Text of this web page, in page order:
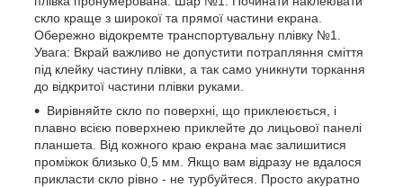
скло краще з широкої та прямої частини екрана.
Обережно відокремте транспортувальну плівку №1.
Увага: Вкрай важливо не допустити потрапляння сміття
під клейку частину плівки, а так само уникнути торкання
до відкритої частини плівки руками.
Вирівняйте скло по поверхні, що приклеюється, і
плавно всією поверхнею приклейте до лицьової панелі
планшета. Від кожного краю екрана має залишитися
проміжок близько 0,5 мм. Якщо вам відразу не вдалося
прикласти скло рівно - не турбуйтеся. Просто акуратно